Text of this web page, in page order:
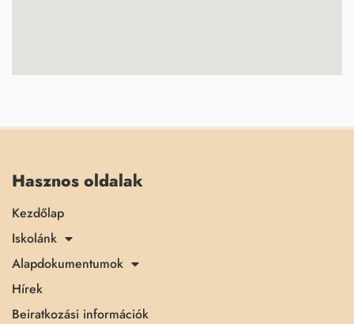
Hasznos oldalak
Kezdőlap
Iskolánk
Alapdokumentumok
Hírek
Beiratkozási információk